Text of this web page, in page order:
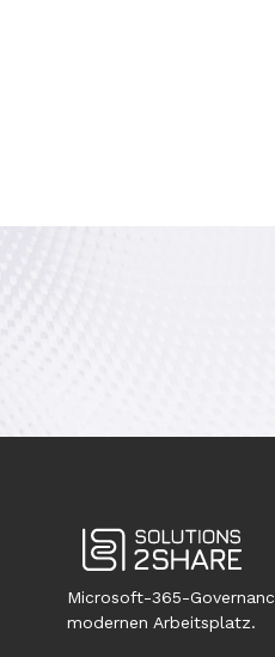
Microsoft-365-
modernen Arbeitsplatz.